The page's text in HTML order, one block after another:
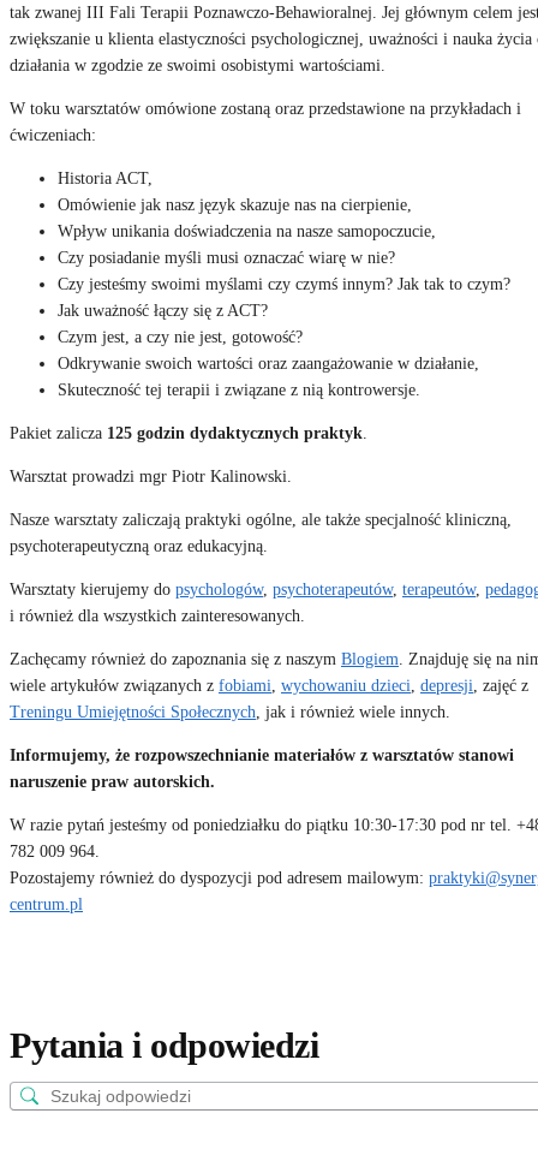
tak zwanej III Fali Terapii Poznawczo-Behawioralnej. Jej głównym celem
zwiększanie u klienta elastyczności psychologicznej, uważności i nauka życia
działania w zgodzie ze swoimi osobistymi wartościami.
W toku warsztatów omówione zostaną oraz przedstawione na przykładach i
ćwiczeniach:
Historia ACT,
Omówienie jak nasz język skazuje nas na cierpienie,
Wpływ unikania doświadczenia na nasze samopoczucie,
Czy posiadanie myśli musi oznaczać wiarę w nie?
Czy jesteśmy swoimi myślami czy czymś innym? Jak tak to czym?
Jak uważność łączy się z ACT?
Czym jest, a czy nie jest, gotowość?
Odkrywanie swoich wartości oraz zaangażowanie w działanie,
Skuteczność tej terapii i związane z nią kontrowersje.
Pakiet zalicza 125 godzin dydaktycznych praktyk
Warsztat prowadzi mgr Piotr Kalinowski.
Nasze warsztaty zaliczają praktyki ogólne, ale także specjalność kliniczną,
psychoterapeutyczną oraz edukacyjną.
Warsztaty kierujemy do psychologów, psychoterapeutów, terapeutów,
i również dla wszystkich zainteresowanych.
Zachęcamy również do zapoznania się z naszym Blogiem . Znajduję się na
wiele artykułów związanych z fobiami wychowaniu dzieci depresji , zajęć z
Treningu Umiejętności Społecznych , jak i również wiele innych.
Informujemy, że rozpowszechnianie materiałów z warsztatów stanowi
naruszenie praw autorskich.
W razie pytań jesteśmy od poniedziałku do piątku 10:30-17:30 pod nr tel.
782 009 964.
Pozostajemy również do dyspozycji pod adresem mailowym:
centrum.pl
Pytania i odpowiedzi